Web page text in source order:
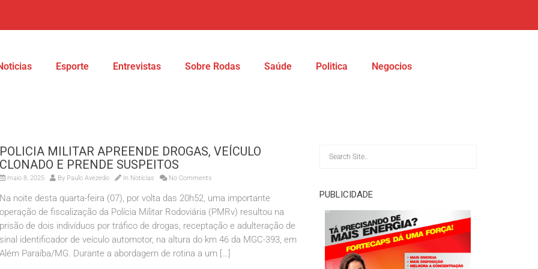
Esporte Entrevistas Sobre Rodas Saúde Politica Negocios
POLICIA MILITAR APREENDE DROGAS, VEÍCULO
CLONADO E PRENDE SUSPEITOS
maio 8, 2025 By Paulo Avezedo In Noticias No Comments
Na noite desta quarta-feira (07), por volta das 20h52, uma importante
operação de fiscalização da Polícia Militar Rodoviária (PMRv) resultou na
prisão de dois indivíduos por tráfico de drogas, receptação e adulteração de
sinal identificador de veículo automotor, na altura do km 46 da MGC-393, em
Além Paraíba/MG. Durante a abordagem de rotina a um […]
PUBLICIDADE